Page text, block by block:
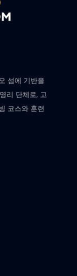
섬에 기반을
리 단체로, 고
코스와 훈련